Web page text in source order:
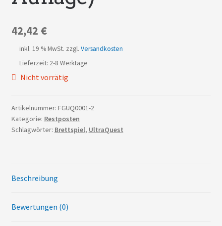
42,42 €
inkl. 19 % MwSt. zzgl. Versandkosten
Lieferzeit: 2-8 Werktage
Nicht vorrätig
Artikelnummer: FGUQ0001-2
Kategorie: Restposten
Schlagwörter: Brettspiel, UltraQuest
Beschreibung
Bewertungen (0)